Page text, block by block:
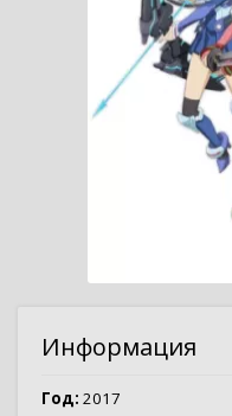
Информация
Год: 2017